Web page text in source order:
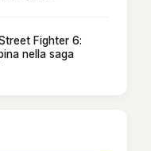
Fighter 6:
nella saga